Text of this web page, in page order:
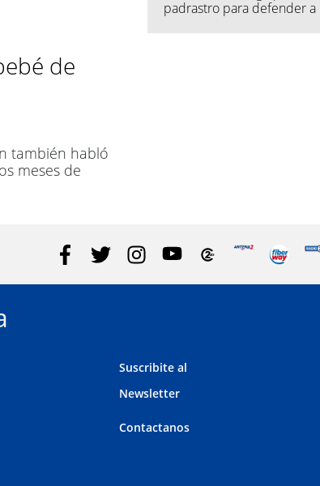
de
también habló
meses de
padrastro para defender a
Suscribite al
Newsletter
Contactanos